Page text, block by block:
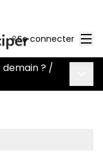
Se connecter
? /